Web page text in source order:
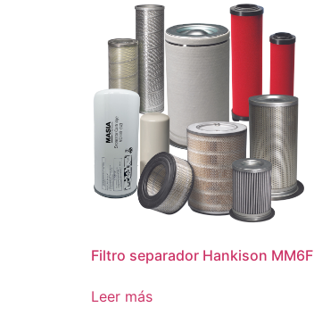
Filtro separador Hankison MM6F
Leer más